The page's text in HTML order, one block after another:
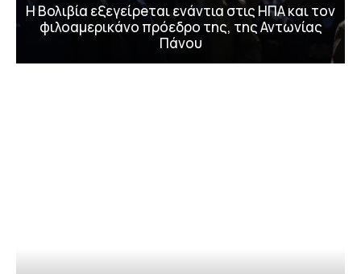
H Βολιβία εξεγείρeται ενάντια στις ΗΠΑ και τον
φιλοαμερικάνο πρόεδρο της, της Αντωνίας
Πάνου